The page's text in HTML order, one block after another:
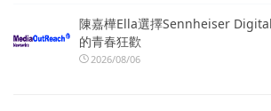
陳嘉樺Ella選擇Sennheiser
的青春狂歡
2026/08/06